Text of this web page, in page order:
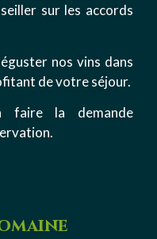
sur les accords
nos vins dans
de votre séjour.
faire la demande